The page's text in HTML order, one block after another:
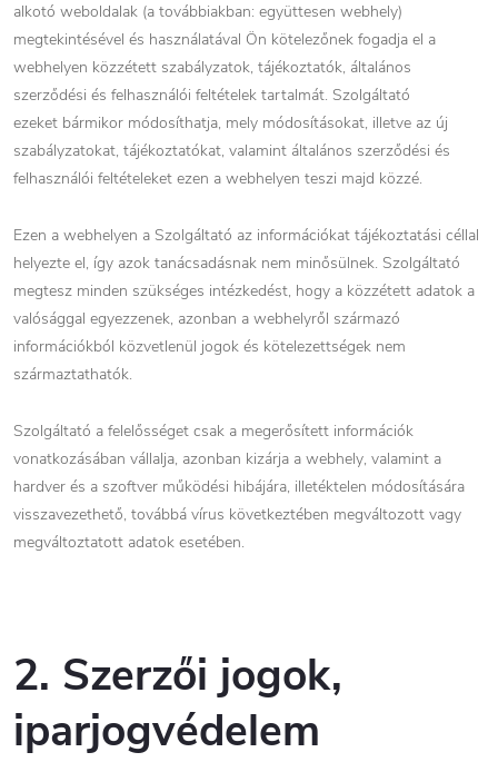
alkotó weboldalak (a továbbiakban: együttesen webhely)
megtekintésével és használatával Ön kötelezőnek fogadja el a
webhelyen közzétett szabályzatok, tájékoztatók, általános
szerződési és felhasználói feltételek tartalmát. Szolgáltató
ezeket bármikor módosíthatja, mely módosításokat, illetve az új
szabályzatokat, tájékoztatókat, valamint általános szerződési és
felhasználói feltételeket ezen a webhelyen teszi majd közzé.
Ezen a webhelyen a Szolgáltató az információkat tájékoztatási céllal
helyezte el, így azok tanácsadásnak nem minősülnek. Szolgáltató
megtesz minden szükséges intézkedést, hogy a közzétett adatok a
valósággal egyezzenek, azonban a webhelyről származó
információkból közvetlenül jogok és kötelezettségek nem
származtathatók.
Szolgáltató a felelősséget csak a megerősített információk
vonatkozásában vállalja, azonban kizárja a webhely, valamint a
hardver és a szoftver működési hibájára, illetéktelen módosítására
visszavezethető, továbbá vírus következtében megváltozott vagy
megváltoztatott adatok esetében.
2. Szerzői jogok,
iparjogvédelem